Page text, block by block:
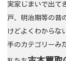
実家じまいで出て
戸、明治期等の昔
けどよくわからな
手のカテゴリーみ